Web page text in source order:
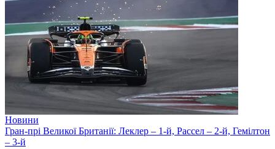
Новини
Гран-прі Великої Британії: Леклер – 1-й, Рассел – 2-й, Гемілтон
– 3-й